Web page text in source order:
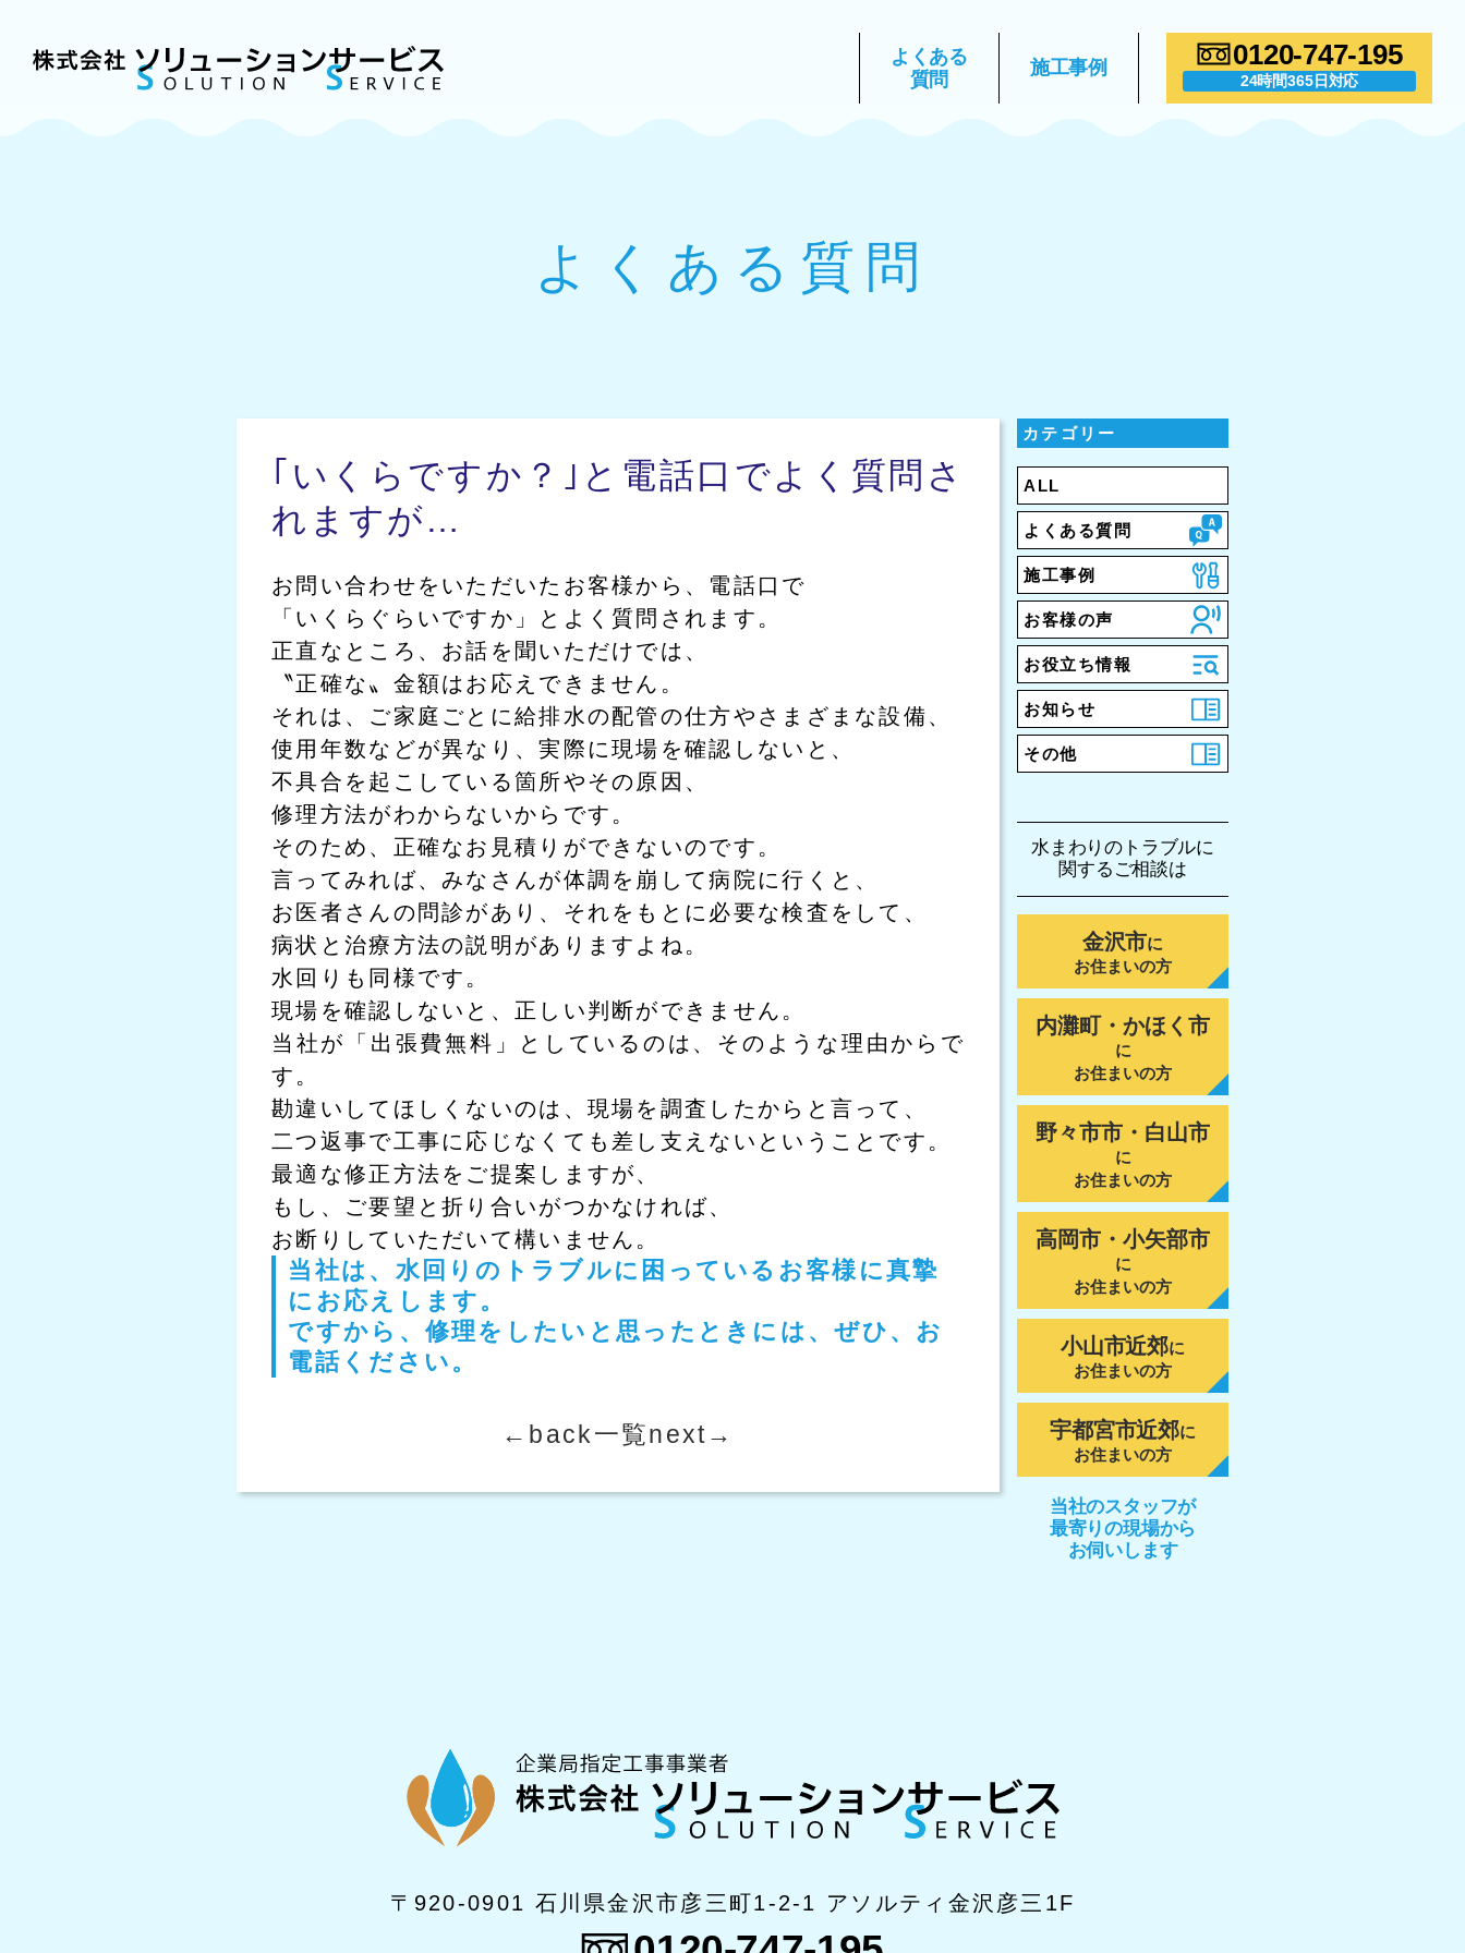
よくある
質問
施工事例 0120-747-195
24時間365日対応
よくある質問
｢いくらですか？｣と電話口でよく質問さ
れますが…
お問い合わせをいただいたお客様から、電話口で
「いくらぐらいですか」とよく質問されます。
正直なところ、お話を聞いただけでは、
〝正確な〟金額はお応えできません。
それは、ご家庭ごとに給排水の配管の仕方やさまざまな設備、
使用年数などが異なり、実際に現場を確認しないと、
不具合を起こしている箇所やその原因、
修理方法がわからないからです。
そのため、正確なお見積りができないのです。
言ってみれば、みなさんが体調を崩して病院に行くと、
お医者さんの問診があり、それをもとに必要な検査をして、
病状と治療方法の説明がありますよね。
水回りも同様です。
現場を確認しないと、正しい判断ができません。
当社が「出張費無料」としているのは、そのような理由からで
す。
勘違いしてほしくないのは、現場を調査したからと言って、
二つ返事で工事に応じなくても差し支えないということです。
最適な修正方法をご提案しますが、
もし、ご要望と折り合いがつかなければ、
お断りしていただいて構いません。
当社は、水回りのトラブルに困っているお客様に真摯
にお応えします。
ですから、修理をしたいと思ったときには、ぜひ、お
電話ください。
←back一覧next→
カテゴリー
ALL
よくある質問
施工事例
お客様の声
お役立ち情報
お知らせ
その他
水まわりのトラブルに
関するご相談は
金沢市に
お住まいの方
内灘町・かほく市
に
お住まいの方
野々市市・白山市
に
お住まいの方
高岡市・小矢部市
に
お住まいの方
小山市近郊に
お住まいの方
宇都宮市近郊に
お住まいの方
当社のスタッフが
最寄りの現場から
お伺いします
〒920-0901 石川県金沢市彦三町1-2-1 アソルティ金沢彦三1F